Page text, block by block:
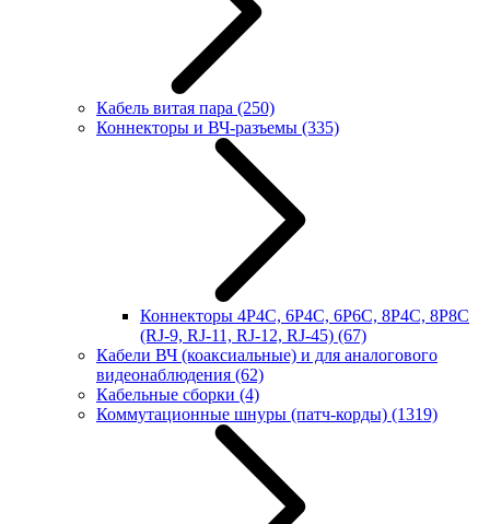
Кабель витая пара (250)
Коннекторы и ВЧ-разъемы (335)
Коннекторы 4P4C, 6P4C, 6P6C, 8P4C, 8P8C
(RJ-9, RJ-11, RJ-12, RJ-45) (67)
Кабели ВЧ (коаксиальные) и для аналогового
видеонаблюдения (62)
Кабельные сборки (4)
Коммутационные шнуры (патч-корды) (1319)